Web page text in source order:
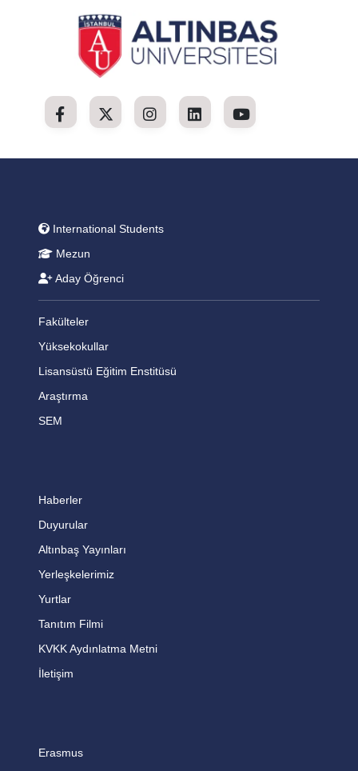
International Students
Mezun
Aday Öğrenci
Fakülteler
Yüksekokullar
Lisansüstü Eğitim Enstitüsü
Araştırma
SEM
Haberler
Duyurular
Altınbaş Yayınları
Yerleşkelerimiz
Yurtlar
Tanıtım Filmi
KVKK Aydınlatma Metni
İletişim
Erasmus